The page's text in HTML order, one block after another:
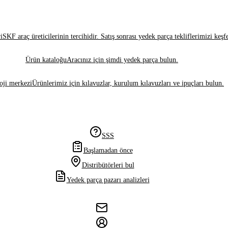
SKF araç üreticilerinin tercihidir. Satış sonrası yedek parça tekliflerimizi
Ürün kataloğuAracınız için şimdi yedek parça bulun.
merkeziÜrünlerimiz için kılavuzlar, kurulum kılavuzları ve ipuçları bulun.
SSS
Başlamadan önce
Distribütörleri bul
Yedek parça pazarı analizleri